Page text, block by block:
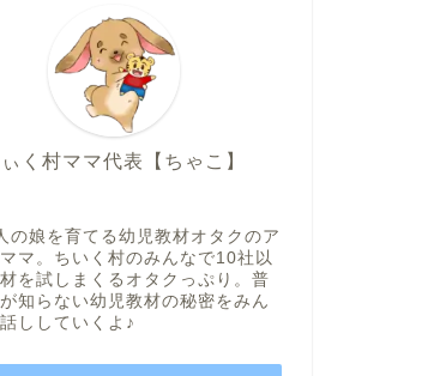
く村ママ代表【ちゃこ】
の娘を育てる幼児教材オタクのア
マ。ちいく村のみんなで10社以
材を試しまくるオタクっぷり。普
知らない幼児教材の秘密をみん
ししていくよ♪